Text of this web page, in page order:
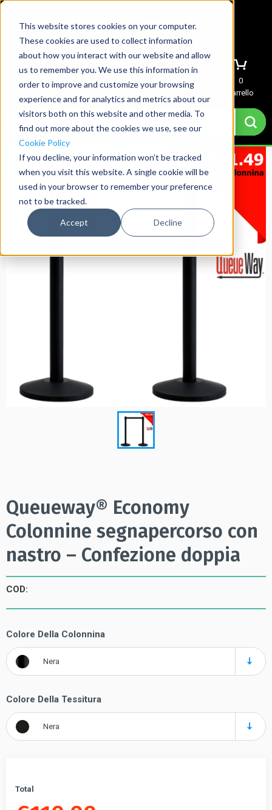
This website stores cookies on your computer.
These cookies are used to collect information
about how you interact with our website and allow
us to remember you. We use this information in
order to improve and customize your browsing
experience and for analytics and metrics about our
visitors both on this website and other media. To
find out more about the cookies we use, see our
Cookie Policy
If you decline, your information won’t be tracked
when you visit this website. A single cookie will be
used in your browser to remember your preference
not to be tracked.
Accept Decline
Menu Richiedi preventivo
0
Carrello
Spedizione il giorno successivo
Queueway® Economy
Colonnine segnapercorso con
nastro – Confezione doppia
COD:
Colore Della Colonnina
Nera
Colore Della Tessitura
Nera
Total